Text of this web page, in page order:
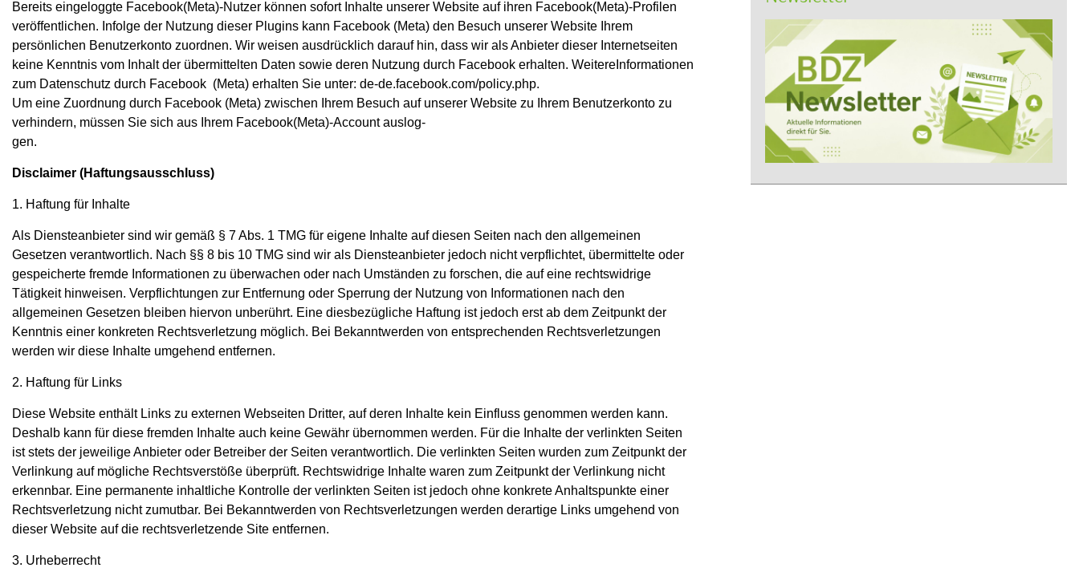
Bereits eingeloggte Facebook(Meta)-Nutzer können sofort Inhalte unserer Website auf ihren Facebook(Meta)-Profilen
veröffentlichen. Infolge der Nutzung dieser Plugins kann Facebook (Meta) den Besuch unserer Website Ihrem
persönlichen Benutzerkonto zuordnen. Wir weisen ausdrücklich darauf hin, dass wir als Anbieter dieser Internetseiten
keine Kenntnis vom Inhalt der übermittelten Daten sowie deren Nutzung durch Facebook erhalten. WeitereInformationen
zum Datenschutz durch Facebook (Meta) erhalten Sie unter: de-de.facebook.com/policy.php.
Um eine Zuordnung durch Facebook (Meta) zwischen Ihrem Besuch auf unserer Website zu Ihrem Benutzerkonto zu
verhindern, müssen Sie sich aus Ihrem Facebook(Meta)-Account auslog-
gen.
Disclaimer (Haftungsausschluss)
1. Haftung für Inhalte
Als Diensteanbieter sind wir gemäß § 7 Abs. 1 TMG für eigene Inhalte auf diesen Seiten nach den allgemeinen
Gesetzen verantwortlich. Nach §§ 8 bis 10 TMG sind wir als Diensteanbieter jedoch nicht verpflichtet, übermittelte oder
gespeicherte fremde Informationen zu überwachen oder nach Umständen zu forschen, die auf eine rechtswidrige
Tätigkeit hinweisen. Verpflichtungen zur Entfernung oder Sperrung der Nutzung von Informationen nach den
allgemeinen Gesetzen bleiben hiervon unberührt. Eine diesbezügliche Haftung ist jedoch erst ab dem Zeitpunkt der
Kenntnis einer konkreten Rechtsverletzung möglich. Bei Bekanntwerden von entsprechenden Rechtsverletzungen
werden wir diese Inhalte umgehend entfernen.
2. Haftung für Links
Diese Website enthält Links zu externen Webseiten Dritter, auf deren Inhalte kein Einfluss genommen werden kann.
Deshalb kann für diese fremden Inhalte auch keine Gewähr übernommen werden. Für die Inhalte der verlinkten Seiten
ist stets der jeweilige Anbieter oder Betreiber der Seiten verantwortlich. Die verlinkten Seiten wurden zum Zeitpunkt der
Verlinkung auf mögliche Rechtsverstöße überprüft. Rechtswidrige Inhalte waren zum Zeitpunkt der Verlinkung nicht
erkennbar. Eine permanente inhaltliche Kontrolle der verlinkten Seiten ist jedoch ohne konkrete Anhaltspunkte einer
Rechtsverletzung nicht zumutbar. Bei Bekanntwerden von Rechtsverletzungen werden derartige Links umgehend von
dieser Website auf die rechtsverletzende Site entfernen.
3. Urheberrecht